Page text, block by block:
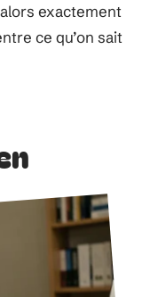
exactement
ce qu’on sait